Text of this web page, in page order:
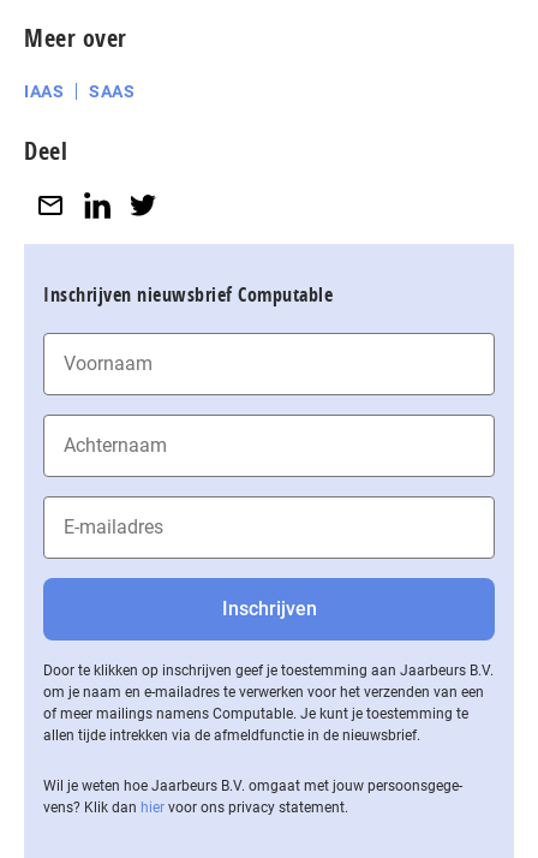
Meer over
IAAS SAAS
Deel
Inschrijven nieuwsbrief Computable
Door te klikken op inschrijven geef je toestemming aan Jaarbeurs B.V.
om je naam en e-mailadres te verwerken voor het verzenden van een
of meer mailings namens Computable. Je kunt je toestemming te
allen tijde intrekken via de af­meld­func­tie in de nieuwsbrief.
Wil je weten hoe Jaarbeurs B.V. omgaat met jouw per­soons­ge­ge­
vens? Klik dan hier voor ons privacy statement.